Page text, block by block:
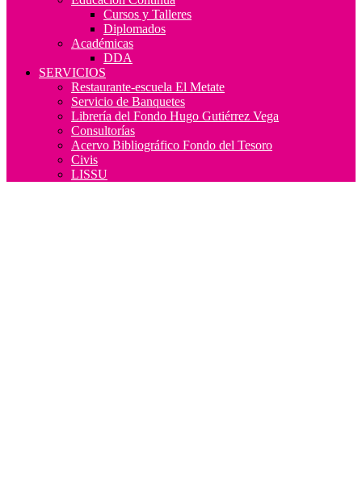
Cursos y Talleres
Diplomados
Académicas
DDA
SERVICIOS
Restaurante-escuela El Metate
Servicio de Banquetes
Librería del Fondo Hugo Gutiérrez Vega
Consultorías
Acervo Bibliográfico Fondo del Tesoro
Civis
LISSU